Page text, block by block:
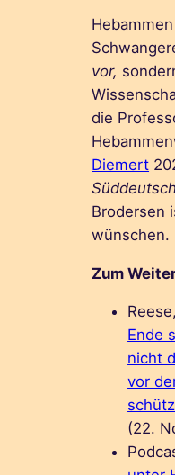
vor,
die
Diemert
Brodersen
wünschen.
Zum
Ende
nicht
vor
(22.